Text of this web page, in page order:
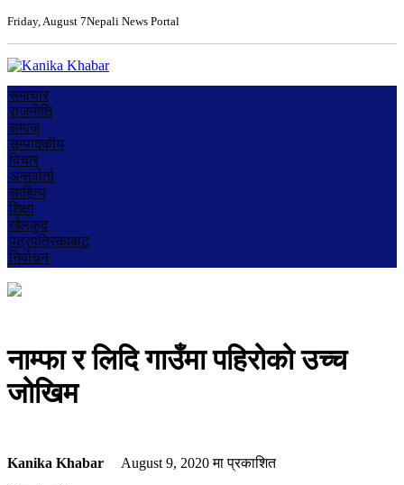
Friday, August 7Nepali News Portal
समाचार
राजनीति
समाज
सम्पादकीय
विचार
अन्तर्वार्ता
साहित्य
शिक्षा
खेलकुद
पत्रपत्रिकाबाट
निर्वाचन
नाम्फा र लिदि गाउँमा पहिरोको उच्च
जोखिम
Kanika Khabar August 9, 2020मा प्रकाशित